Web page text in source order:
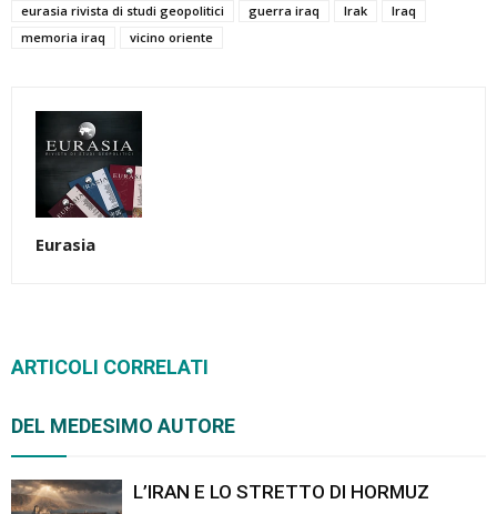
eurasia rivista di studi geopolitici
guerra iraq Irak
Iraq
memoria iraq
vicino oriente
Eurasia
ARTICOLI CORRELATI
DEL MEDESIMO AUTORE
L’IRAN E LO STRETTO DI HORMUZ